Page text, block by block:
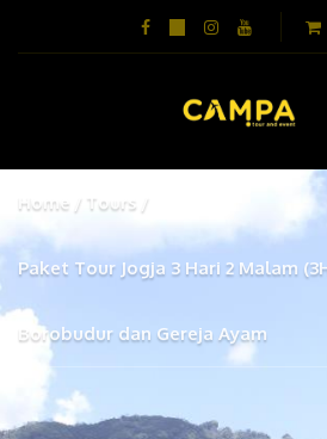
Home Tours
Paket Tour Jogja 3 Hari 2 Malam
Borobudur dan Gereja Ayam